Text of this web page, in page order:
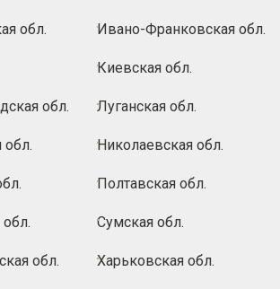
обл. Ивано-Франковская обл.
Киевская обл.
обл. Луганская обл.
обл. Николаевская обл.
Полтавская обл.
Сумская обл.
обл. Харьковская обл.